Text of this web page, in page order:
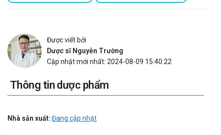
Được viết bởi
Dược sĩ Nguyễn Trường
Cập nhật mới nhất: 2024-08-09 15:40:22
Thông tin dược phẩm
Nhà sản xuất:Đang cập nhật